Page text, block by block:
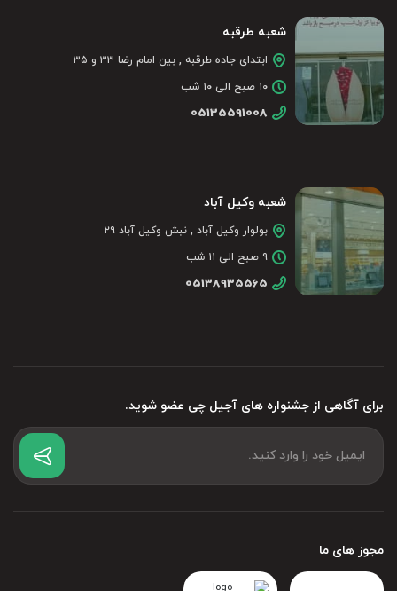
برای آگاهی از جشنواره های آجیل چی عضو شوید.
شعبه طرقبه
ابتدای جاده طرقبه , بین امام رضا ۳۳ و ۳۵
۱۰ صبح الی ۱۰ شب
05135591008
شعبه وکیل آباد
بولوار وکیل آباد , نبش وکیل آباد ۲۹
۹ صبح الی ۱۱ شب
05138935565
مجوز های ما